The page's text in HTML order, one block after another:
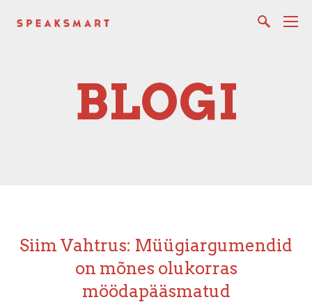
BLOGI
Siim Vahtrus: Müügiargumendid
on mõnes olukorras
möödapääsmatud